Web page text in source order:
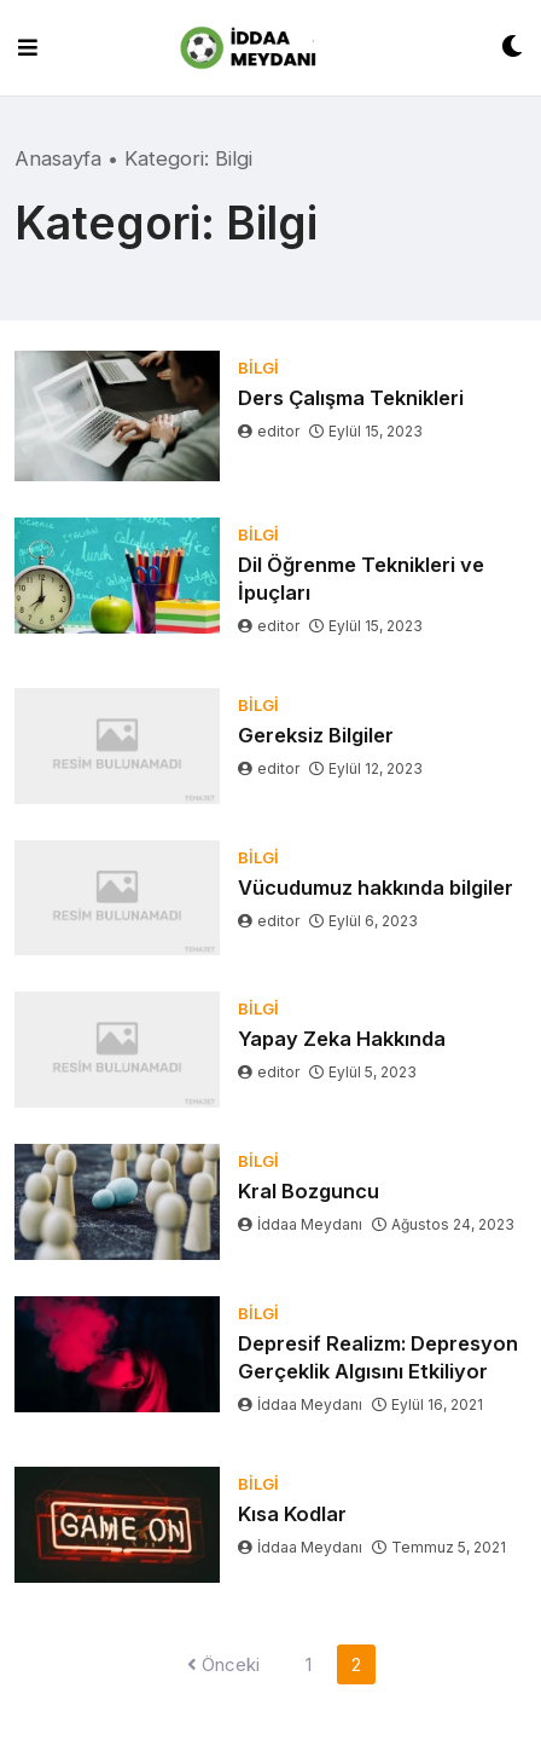
content
Anasayfa • Kategori: Bilgi
Kategori: Bilgi
BILGI
Ders Çalışma Teknikleri
editor Eylül 15, 2023
BILGI
Dil Öğrenme Teknikleri ve
İpuçları
editor Eylül 15, 2023
BILGI
Gereksiz Bilgiler
editor Eylül 12, 2023
BILGI
Vücudumuz hakkında bilgiler
editor Eylül 6, 2023
BILGI
Yapay Zeka Hakkında
editor Eylül 5, 2023
BILGI
Kral Bozguncu
İddaa Meydanı Ağustos 24, 2023
BILGI
Depresif Realizm: Depresyon
Gerçeklik Algısını Etkiliyor
İddaa Meydanı Eylül 16, 2021
BILGI
Kısa Kodlar
İddaa Meydanı Temmuz 5, 2021
Önceki 1 2